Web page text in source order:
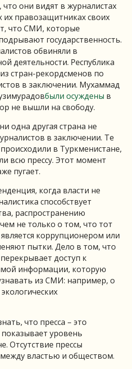
они видят в журналистах
правозащитниках своих
что СМИ, которые
государственность.
обвиняли в
деятельности. Республика
стран-рекордсменов по
в заключении. Мухаммад
были осуждены в
не вышли на свободу.
одна другая страна не
в заключении. Те
в Туркменистане,
всю прессу. Этот момент
пугает.
когда власти не
способствует
распространению
не только о том, что тот
коррупционером или
пытки. Дело в том, что
доступ к
информации, которую
из СМИ: например, о
что пресса – это
уровень
Отсутствие прессы
властью и обществом.